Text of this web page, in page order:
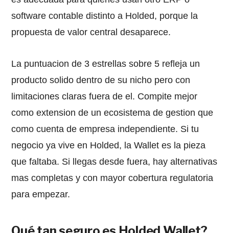
software contable distinto a Holded, porque la
propuesta de valor central desaparece.
La puntuacion de 3 estrellas sobre 5 refleja un
producto solido dentro de su nicho pero con
limitaciones claras fuera de el. Compite mejor
como extension de un ecosistema de gestion que
como cuenta de empresa independiente. Si tu
negocio ya vive en Holded, la Wallet es la pieza
que faltaba. Si llegas desde fuera, hay alternativas
mas completas y con mayor cobertura regulatoria
para empezar.